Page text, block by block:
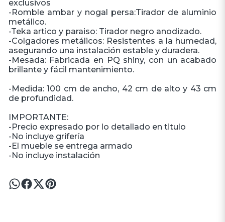
exclusivos
-Romble ambar y nogal persa:Tirador de aluminio
metálico.
-Teka artico y paraiso: Tirador negro anodizado.
-Colgadores metálicos: Resistentes a la humedad,
asegurando una instalación estable y duradera.
-Mesada: Fabricada en PQ shiny, con un acabado
brillante y fácil mantenimiento.
-Medida: 100 cm de ancho, 42 cm de alto y 43 cm
de profundidad.
IMPORTANTE:
-Precio expresado por lo detallado en titulo
-No incluye grifería
-El mueble se entrega armado
-No incluye instalación